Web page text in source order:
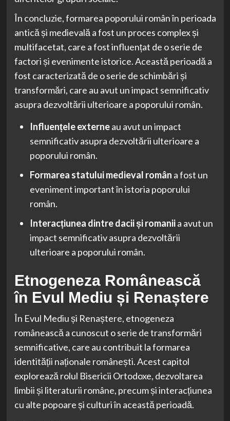
În concluzie, formarea poporului român în perioada
antică și medievală a fost un proces complex și
multifacetat, care a fost influențat de o serie de
factori și evenimente istorice. Această perioadă a
fost caracterizată de o serie de schimbări și
transformări, care au avut un impact semnificativ
asupra dezvoltării ulterioare a poporului român.
Influențele externeau avut un impact
semnificativ asupra dezvoltării ulterioare a
poporului român.
Formarea statului medieval român a fost un
eveniment important în istoria poporului
român.
Interacțiunea dintre dacii și romaniia avut un
impact semnificativ asupra dezvoltării
ulterioare a poporului român.
Etnogeneza Românească
în Evul Mediu și Renaștere
În Evul Mediu și Renaștere, etnogeneza
românească a cunoscut o serie de transformări
semnificative, care au contribuit la formarea
identității naționale românești. Acest capitol
explorează rolul Bisericii Ortodoxe, dezvoltarea
limbii și literaturii române, precum și interacțiunea
cu alte popoare și culturi în această perioadă.